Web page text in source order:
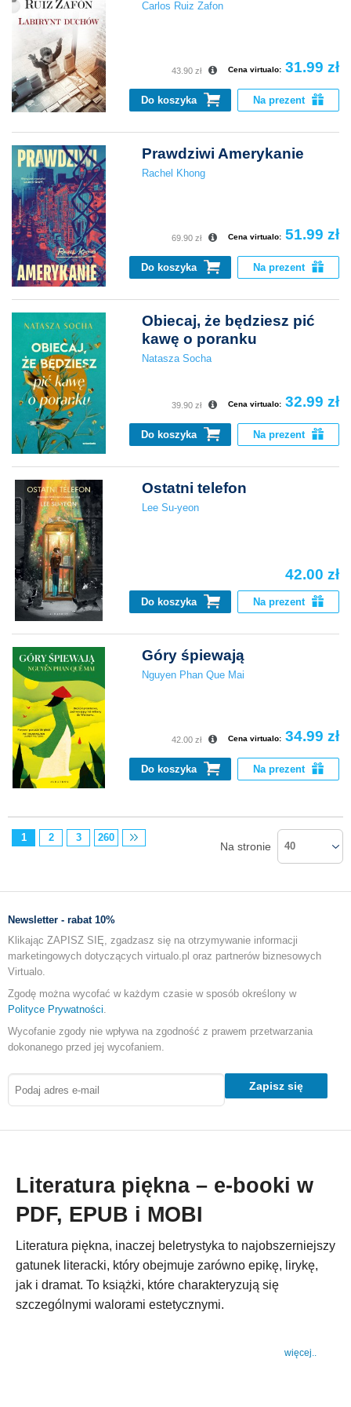
Carlos Ruiz Zafon
Cena virtualo: 31.99 zł
43.90 zł
Do koszyka Na prezent
Prawdziwi Amerykanie
Rachel Khong
Cena virtualo: 51.99 zł
69.90 zł
Do koszyka Na prezent
Obiecaj, że będziesz pić
kawę o poranku
Natasza Socha
Cena virtualo: 32.99 zł
39.90 zł
Do koszyka Na prezent
Ostatni telefon
Lee Su-yeon
42.00 zł
Do koszyka Na prezent
Góry śpiewają
Nguyen Phan Que Mai
Cena virtualo: 34.99 zł
42.00 zł
Do koszyka Na prezent
1 2 3 260
Na stronie 40
Newsletter - rabat 10%
Klikając ZAPISZ SIĘ, zgadzasz się na otrzymywanie informacji
marketingowych dotyczących virtualo.pl oraz partnerów biznesowych
Virtualo.
Zgodę można wycofać w każdym czasie w sposób określony w
Polityce Prywatności.
Wycofanie zgody nie wpływa na zgodność z prawem przetwarzania
dokonanego przed jej wycofaniem.
Zapisz się
Literatura piękna – e-booki w
PDF, EPUB i MOBI
Literatura piękna, inaczej beletrystyka to najobszerniejszy
gatunek literacki, który obejmuje zarówno epikę, lirykę,
jak i dramat. To książki, które charakteryzują się
szczególnymi walorami estetycznymi.
więcej..